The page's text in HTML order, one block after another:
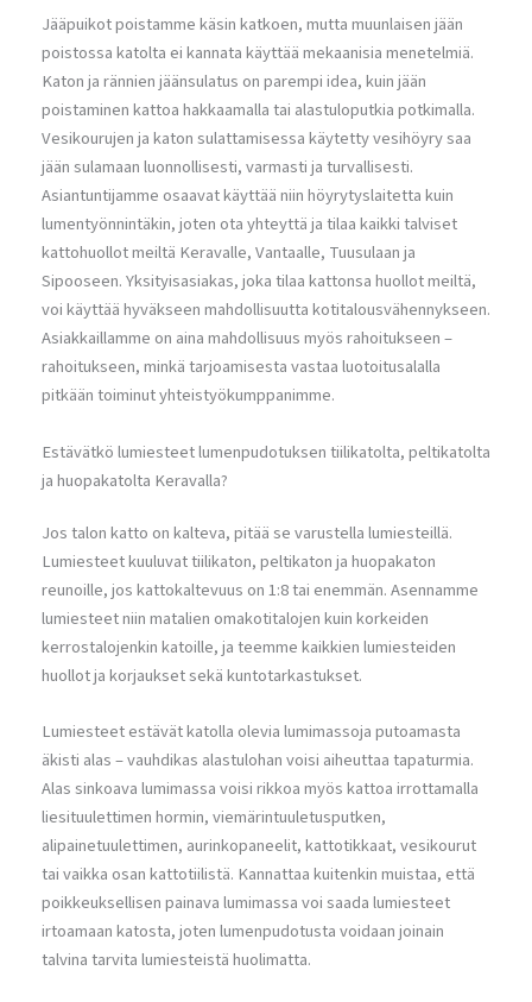
Jääpuikot poistamme käsin katkoen, mutta muunlaisen jään
poistossa katolta ei kannata käyttää mekaanisia menetelmiä.
Katon ja rännien jäänsulatus on parempi idea, kuin jään
poistaminen kattoa hakkaamalla tai alastuloputkia potkimalla.
Vesikourujen ja katon sulattamisessa käytetty vesihöyry saa
jään sulamaan luonnollisesti, varmasti ja turvallisesti.
Asiantuntijamme osaavat käyttää niin höyrytyslaitetta kuin
lumentyönnintäkin, joten ota yhteyttä ja tilaa kaikki talviset
kattohuollot meiltä Keravalle, Vantaalle, Tuusulaan ja
Sipooseen. Yksityisasiakas, joka tilaa kattonsa huollot meiltä,
voi käyttää hyväkseen mahdollisuutta kotitalousvähennykseen.
Asiakkaillamme on aina mahdollisuus myös rahoitukseen –
rahoitukseen, minkä tarjoamisesta vastaa luotoitusalalla
pitkään toiminut yhteistyökumppanimme.
Estävätkö lumiesteet lumenpudotuksen tiilikatolta, peltikatolta
ja huopakatolta Keravalla?
Jos talon katto on kalteva, pitää se varustella lumiesteillä.
Lumiesteet kuuluvat tiilikaton, peltikaton ja huopakaton
reunoille, jos kattokaltevuus on 1:8 tai enemmän. Asennamme
lumiesteet niin matalien omakotitalojen kuin korkeiden
kerrostalojenkin katoille, ja teemme kaikkien lumiesteiden
huollot ja korjaukset sekä kuntotarkastukset.
Lumiesteet estävät katolla olevia lumimassoja putoamasta
äkisti alas – vauhdikas alastulohan voisi aiheuttaa tapaturmia.
Alas sinkoava lumimassa voisi rikkoa myös kattoa irrottamalla
liesituulettimen hormin, viemärintuuletusputken,
alipainetuulettimen, aurinkopaneelit, kattotikkaat, vesikourut
tai vaikka osan kattotiilistä. Kannattaa kuitenkin muistaa, että
poikkeuksellisen painava lumimassa voi saada lumiesteet
irtoamaan katosta, joten lumenpudotusta voidaan joinain
talvina tarvita lumiesteistä huolimatta.